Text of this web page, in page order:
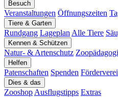
Besuch
Veranstaltungen Öffnungszeiten
Tiere & Garten
Rundgang Lageplan Alle Tiere
Kennen & Schützen
Natur- & Artenschutz
Helfen
Patenschaften Spenden
Dies & das
Zooshop Ausflugstipps Extras